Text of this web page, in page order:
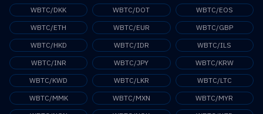
WBTC/DKK
WBTC/DOT
WBTC/EOS
WBTC/ETH
WBTC/EUR
WBTC/GBP
WBTC/HKD
WBTC/IDR
WBTC/ILS
WBTC/INR
WBTC/JPY
WBTC/KRW
WBTC/KWD
WBTC/LKR
WBTC/LTC
WBTC/MMK
WBTC/MXN
WBTC/MYR